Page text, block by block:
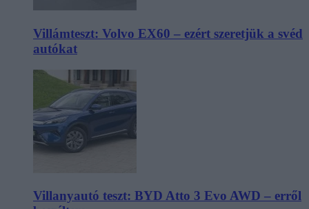
Villámteszt: Volvo EX60 – ezért szeretjük a svéd
autókat
Villanyautó teszt: BYD Atto 3 Evo AWD – erről